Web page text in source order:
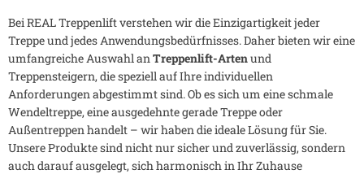
Bei REAL Treppenlift verstehen wir die Einzigartigkeit jeder
Treppe und jedes Anwendungsbedürfnisses. Daher bieten wir eine
umfangreiche Auswahl anTreppenlift-Artenund
Treppensteigern, die speziell auf Ihre individuellen
Anforderungen abgestimmt sind. Ob es sich um eine schmale
Wendeltreppe, eine ausgedehnte gerade Treppe oder
Außentreppen handelt – wir haben die ideale Lösung für Sie.
Unsere Produkte sind nicht nur sicher und zuverlässig, sondern
auch darauf ausgelegt, sich harmonisch in Ihr Zuhause